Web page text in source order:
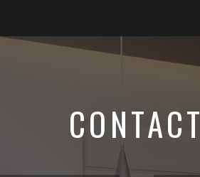
CONTACT